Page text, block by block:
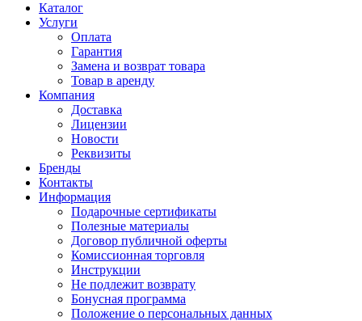
Каталог
Услуги
Оплата
Гарантия
Замена и возврат товара
Товар в аренду
Компания
Доставка
Лицензии
Новости
Реквизиты
Бренды
Контакты
Информация
Подарочные сертификаты
Полезные материалы
Договор публичной оферты
Комиссионная торговля
Инструкции
Не подлежит возврату
Бонусная программа
Положение о персональных данных